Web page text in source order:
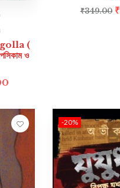
(
ও
₹349.00 ₹
-20%